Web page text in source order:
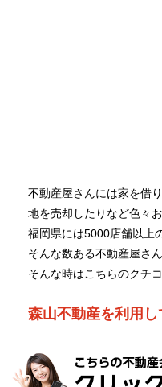
不動産屋さんには家を借
地を売却したりなど色々
福岡県には5000店舗以上
そんな数ある不動産屋さ
そんな時はこちらのクチ
森山不動産を利用